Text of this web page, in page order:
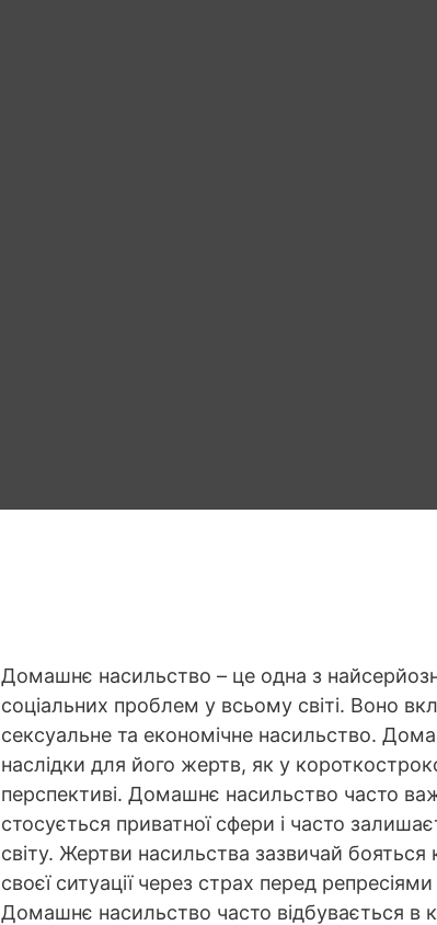
Домашнє насильство – це одна з
соціальних проблем у всьому світі. Воно
сексуальне та економічне насильство.
наслідки для його жертв, як у
перспективі. Домашнє насильство часто
стосується приватної сфери і часто
світу. Жертви насильства зазвичай
своєї ситуації через страх перед
Домашнє насильство часто відбувається в